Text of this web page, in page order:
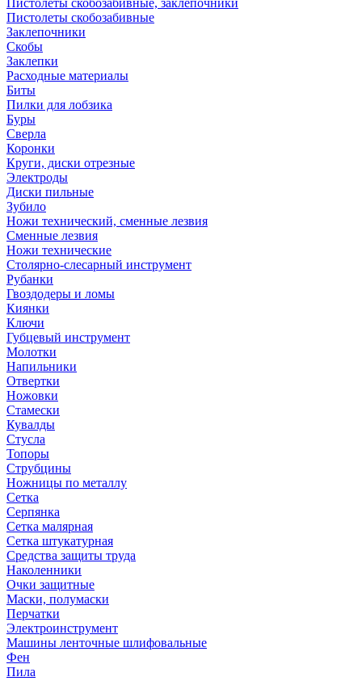
Пистолеты скобозабивные, заклёпочники
Пистолеты скобозабивные
Заклепочники
Скобы
Заклепки
Расходные материалы
Биты
Пилки для лобзика
Буры
Сверла
Коронки
Круги, диски отрезные
Электроды
Диски пильные
Зубило
Ножи технический, сменные лезвия
Сменные лезвия
Ножи технические
Столярно-слесарный инструмент
Рубанки
Гвоздодеры и ломы
Киянки
Ключи
Губцевый инструмент
Молотки
Напильники
Отвертки
Ножовки
Стамески
Кувалды
Стусла
Топоры
Струбцины
Ножницы по металлу
Сетка
Серпянка
Сетка малярная
Сетка штукатурная
Средства защиты труда
Наколенники
Очки защитные
Маски, полумаски
Перчатки
Электроинструмент
Машины ленточные шлифовальные
Фен
Пила